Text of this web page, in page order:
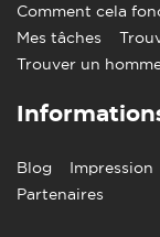
Comment cela
Mes tâches
Trouver un
Blog Impression
Partenaires